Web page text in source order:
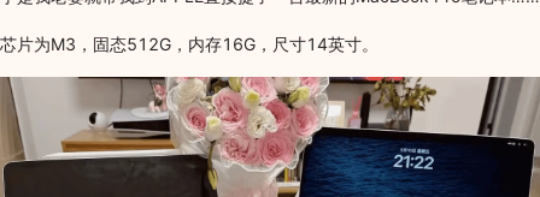
芯片为M3，固态512G，内存16G，尺寸14英寸。